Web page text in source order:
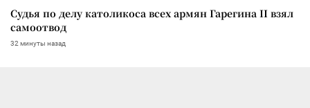
Судья по делу католикоса всех армян Гарегина II взял
самоотвод
32 минуты назад